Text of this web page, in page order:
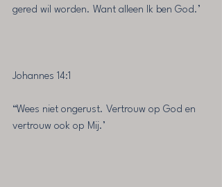
gered wil worden. Want alleen Ik ben God.’
Johannes‬ ‭14‬:‭1‬ ‭
‘‘Wees niet ongerust. Vertrouw op God en
vertrouw ook op Mij.’